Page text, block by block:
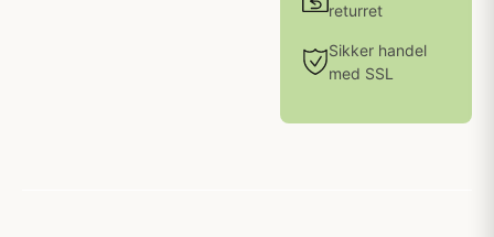
returret
Sikker handel
med SSL